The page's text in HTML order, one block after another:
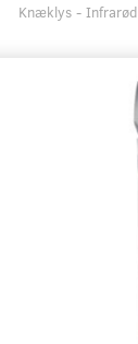
Knæklys - Infrarød